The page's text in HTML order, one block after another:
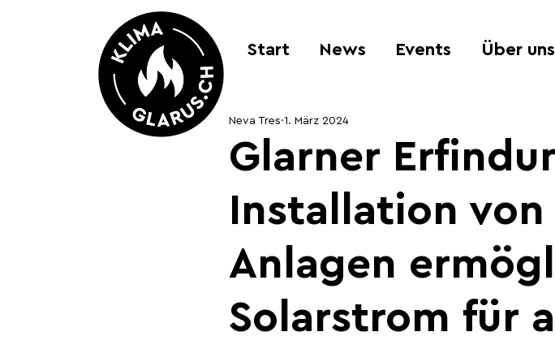
Start News Events Über uns
Glarner
Installation von
Anlagen
Solarstrom für
Neva Tres 1. März 2024